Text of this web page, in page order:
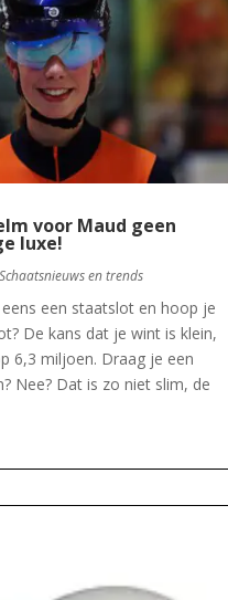
voor Maud geen
luxe!
Schaatsnieuws en trends
een staatslot en hoop je
De kans dat je wint is klein,
6,3 miljoen. Draag je een
Nee? Dat is zo niet slim, de